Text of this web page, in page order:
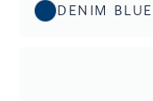
DENIM BLUE